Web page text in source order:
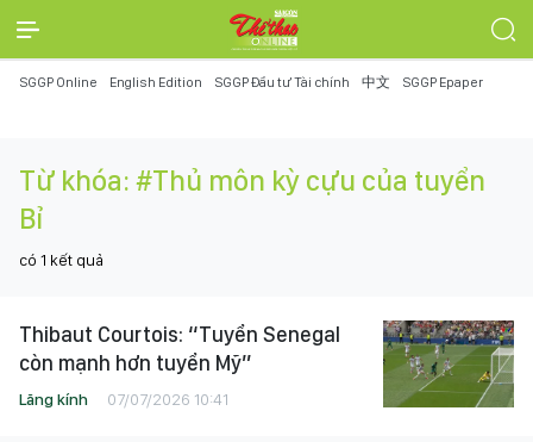
SGGP Online English Edition SGGP Đầu tư Tài chính 中文 SGGP Epaper
Từ khóa: #Thủ môn kỳ cựu của tuyển
Bỉ
có 1 kết quả
Thibaut Courtois: “Tuyển Senegal
còn mạnh hơn tuyển Mỹ”
Lăng kính 07/07/2026 10:41